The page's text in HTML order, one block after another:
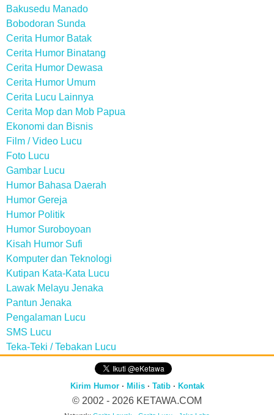
Bakusedu Manado
Bobodoran Sunda
Cerita Humor Batak
Cerita Humor Binatang
Cerita Humor Dewasa
Cerita Humor Umum
Cerita Lucu Lainnya
Cerita Mop dan Mob Papua
Ekonomi dan Bisnis
Film / Video Lucu
Foto Lucu
Gambar Lucu
Humor Bahasa Daerah
Humor Gereja
Humor Politik
Humor Suroboyoan
Kisah Humor Sufi
Komputer dan Teknologi
Kutipan Kata-Kata Lucu
Lawak Melayu Jenaka
Pantun Jenaka
Pengalaman Lucu
SMS Lucu
Teka-Teki / Tebakan Lucu
Kirim Humor· Milis· Tatib· Kontak
© 2002 - 2026 KETAWA.COM